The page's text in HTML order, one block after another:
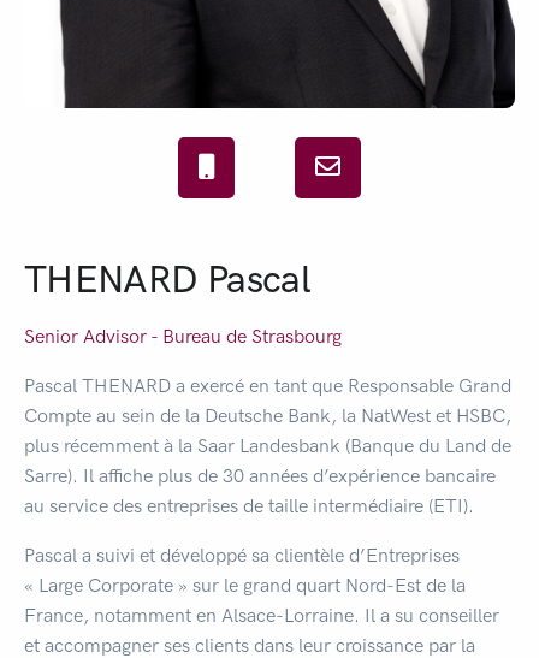
THENARD Pascal
Senior Advisor - Bureau de Strasbourg
Pascal THENARD a exercé en tant que Responsable Grand
Compte au sein de la Deutsche Bank, la NatWest et HSBC,
plus récemment à la Saar Landesbank (Banque du Land de
Sarre). Il affiche plus de 30 années d’expérience bancaire
au service des entreprises de taille intermédiaire (ETI).
Pascal a suivi et développé sa clientèle d’Entreprises
« Large Corporate » sur le grand quart Nord-Est de la
France, notamment en Alsace-Lorraine. Il a su conseiller
et accompagner ses clients dans leur croissance par la